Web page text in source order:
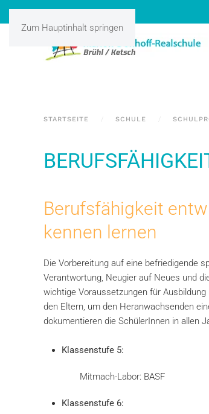
Zum Hauptinhalt springen
STARTSEITE SCHULE
Berufsfähigkeit
kennen lernen
Die Vorbereitung auf eine befriedigende
Verantwortung, Neugier auf Neues und
wichtige Voraussetzungen für
den Eltern, um den Heranwachsenden
dokumentieren die SchülerInnen in allen
Klassenstufe 5:
Mitmach-Labor: BASF
Klassenstufe 6: